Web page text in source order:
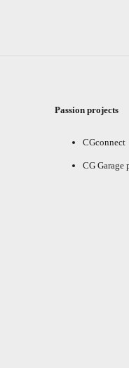
Passion projects
CGconnect
CG Garage